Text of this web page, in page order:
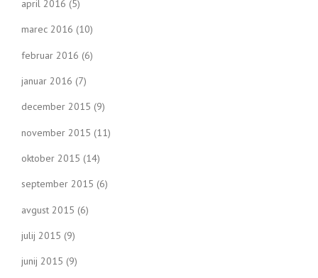
april 2016 (5)
marec 2016 (10)
februar 2016 (6)
januar 2016 (7)
december 2015 (9)
november 2015 (11)
oktober 2015 (14)
september 2015 (6)
avgust 2015 (6)
julij 2015 (9)
junij 2015 (9)